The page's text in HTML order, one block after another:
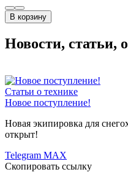
В корзину
Новости, статьи,
Статьи о технике
Новое поступление!
Новая экипировка для
открыт!
Telegram MAX
Скопировать ссылку